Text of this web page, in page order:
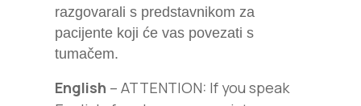
razgovarali s predstavnikom za
pacijente koji će vas povezati s
tumačem.
English – ATTENTION: If you speak